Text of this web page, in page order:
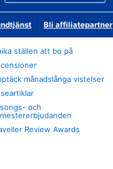
Bli affiliatepartner
ställen att bo på
månadslånga vistelser
och
Review Awards